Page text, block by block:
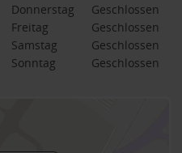
Donnerstag
Geschlossen
Freitag
Geschlossen
Samstag
Geschlossen
Sonntag
Geschlossen